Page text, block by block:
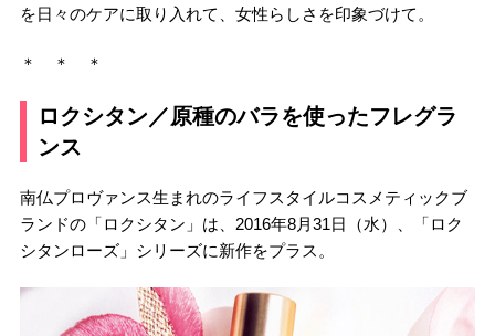
を日々のケアに取り入れて、女性らしさを印象づけて。
＊ ＊ ＊
ロクシタン／原種のバラを使ったフレグラ
ンス
南仏プロヴァンス生まれのライフスタイルコスメティックブ
ランドの「ロクシタン」は、2016年8月31日（水）、「ロク
シタンローズ」シリーズに新作をプラス。